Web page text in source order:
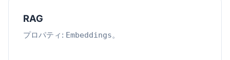
RAG
プロパティ: Embeddings。